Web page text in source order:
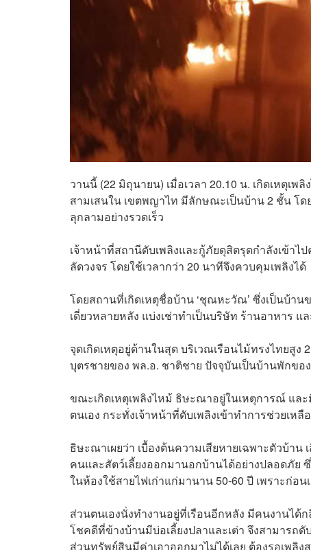
วานนี้ (22 มิถุนายน) เมื่อเวลา 20.10 น. เกิดเหตุ
สามเสนใน เขตพญาไท มีลักษณะเป็นบ้าน 2 ชั้น โ
ลุกลามอย่างรวดเร็ว
เจ้าหน้าที่สถานีดับเพลิงและกู้ภัยดุสิตรุดกำลังเข้า
ลัดวงจร โดยใช้เวลากว่า 20 นาทีจึงควบคุมเพลิงได้
โดยสถานที่เกิดเหตุชื่อบ้าน ‘ชุณหะวัณ’ ซึ่งเป็นบ้
เดี่ยวหลายหลัง แบ่งเช่าทำเป็นบริษัท ร้านอาหาร
จุดเกิดเหตุอยู่ด้านในสุด บริเวณเรือนไม้ทรงไทย
บุตรชายของ พล.อ. ชาติชาย ปัจจุบันเป็นบ้านพักข
ขณะเกิดเหตุเพลิงไหม้ ธิษะณาอยู่ในเหตุการณ์ แล
ตนเอง กระทั่งเจ้าหน้าที่ดับเพลิงเข้าทำการช่วยเ
ธิษะณาเผยว่า เบื้องต้นความเสียหายเฉพาะตัวบ้า
คนและสัตว์เลี้ยงออกมานอกบ้านได้อย่างปลอดภัย
ในห้องใช้สายไฟเก่าแก่มานาน 50-60 ปี เพราะก่อ
ส่วนตนเองนั่งทำงานอยู่ที่เรือนอีกหลัง มีคนงานได้
โชคดีที่ข้างบ้านมีบ่อเลี้ยงปลาและเต่า จึงสามารถ
ส่วนทรัพย์สินมีค่าเอาออกมาไม่ได้เลย ต้องรอเพลิง